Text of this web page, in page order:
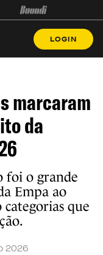
LOGIN
marcaram
da
foi o grande
Empa ao
que
2026